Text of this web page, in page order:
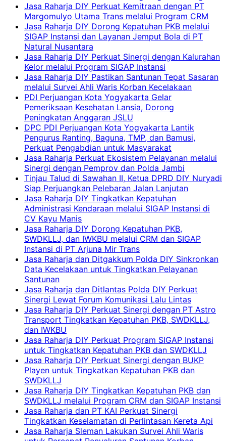
Jasa Raharja DIY Perkuat Kemitraan dengan PT
Margomulyo Utama Trans melalui Program CRM
Jasa Raharja DIY Dorong Kepatuhan PKB melalui
SIGAP Instansi dan Layanan Jemput Bola di PT
Natural Nusantara
Jasa Raharja DIY Perkuat Sinergi dengan Kalurahan
Kelor melalui Program SIGAP Instansi
Jasa Raharja DIY Pastikan Santunan Tepat Sasaran
melalui Survei Ahli Waris Korban Kecelakaan
PDI Perjuangan Kota Yogyakarta Gelar
Pemeriksaan Kesehatan Lansia, Dorong
Peningkatan Anggaran JSLU
DPC PDI Perjuangan Kota Yogyakarta Lantik
Pengurus Ranting, Baguna, TMP, dan Bamusi,
Perkuat Pengabdian untuk Masyarakat
Jasa Raharja Perkuat Ekosistem Pelayanan melalui
Sinergi dengan Pemprov dan Polda Jambi
Tinjau Talud di Sawahan II, Ketua DPRD DIY Nuryadi
Siap Perjuangkan Pelebaran Jalan Lanjutan
Jasa Raharja DIY Tingkatkan Kepatuhan
Administrasi Kendaraan melalui SIGAP Instansi di
CV Kayu Manis
Jasa Raharja DIY Dorong Kepatuhan PKB,
SWDKLLJ, dan IWKBU melalui CRM dan SIGAP
Instansi di PT Arjuna Mir Trans
Jasa Raharja dan Ditgakkum Polda DIY Sinkronkan
Data Kecelakaan untuk Tingkatkan Pelayanan
Santunan
Jasa Raharja dan Ditlantas Polda DIY Perkuat
Sinergi Lewat Forum Komunikasi Lalu Lintas
Jasa Raharja DIY Perkuat Sinergi dengan PT Astro
Transport Tingkatkan Kepatuhan PKB, SWDKLLJ,
dan IWKBU
Jasa Raharja DIY Perkuat Program SIGAP Instansi
untuk Tingkatkan Kepatuhan PKB dan SWDKLLJ
Jasa Raharja DIY Perkuat Sinergi dengan BUKP
Playen untuk Tingkatkan Kepatuhan PKB dan
SWDKLLJ
Jasa Raharja DIY Tingkatkan Kepatuhan PKB dan
SWDKLLJ melalui Program CRM dan SIGAP Instansi
Jasa Raharja dan PT KAI Perkuat Sinergi
Tingkatkan Keselamatan di Perlintasan Kereta Api
Jasa Raharja Sleman Lakukan Survei Ahli Waris